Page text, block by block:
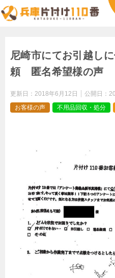
尼崎市にてお引越し
頼 匿名希望様の声
更新日： 2018年6月12日 公開日：
お客様の声
不用品回収・処分